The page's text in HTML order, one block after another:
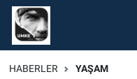
HABERLER YAŞAM
Gündem
Nöbetçi Eczaneler